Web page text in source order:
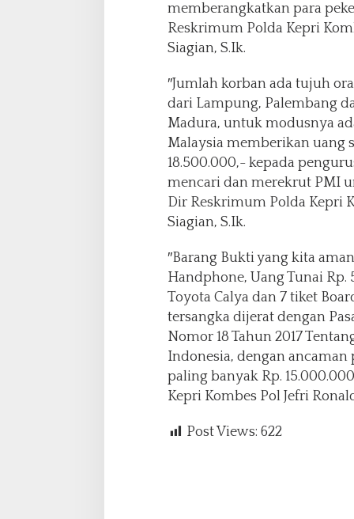
i
t
e
r
i
u
m
o
l
a
K
p
r
i
memberangkatkan para
Reskrimum Polda Kepri
Siagian, S.Ik.
″Jumlah korban ada tujuh
dari Lampung, Palembang
Madura, untuk modusnya
Malaysia memberikan uang
18.500.000,- kepada
mencari dan merekrut PMI
Dir Reskrimum Polda Kepri
Siagian, S.Ik.
″Barang Bukti yang kita
Handphone, Uang Tunai
Toyota Calya dan 7 tiket
tersangka dijerat dengan
Nomor 18 Tahun 2017
Indonesia, dengan ancaman
paling banyak Rp.
Kepri Kombes Pol Jefri
Post Views: 622